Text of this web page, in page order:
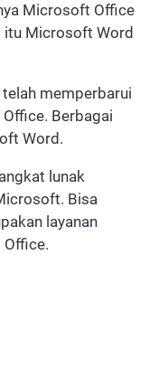
Microsoft Office
itu Microsoft Word
memperbarui
Berbagai
Word.
lunak
Bisa
layanan